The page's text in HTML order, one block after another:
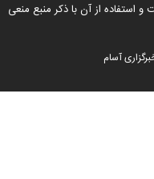
و استفاده از آن با ذکر منبع منعی
آسام